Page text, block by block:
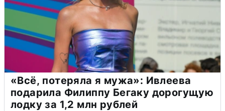
«Всё, потеряла я мужа»: Ивлеева
подарила Филиппу Бегаку дорогущую
лодку за 1,2 млн рублей